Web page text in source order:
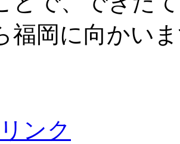
福岡に向かい
ンク